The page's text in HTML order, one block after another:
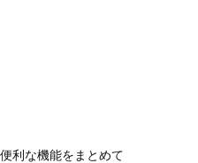
便利な機能をまとめて